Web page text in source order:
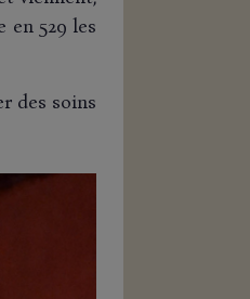
en 529 les
des soins